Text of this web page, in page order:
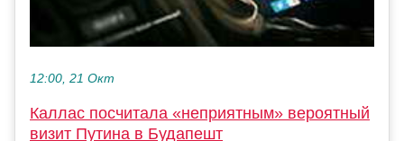
12:00, 21 Окт
Каллас посчитала «неприятным» вероятный
визит Путина в Будапешт